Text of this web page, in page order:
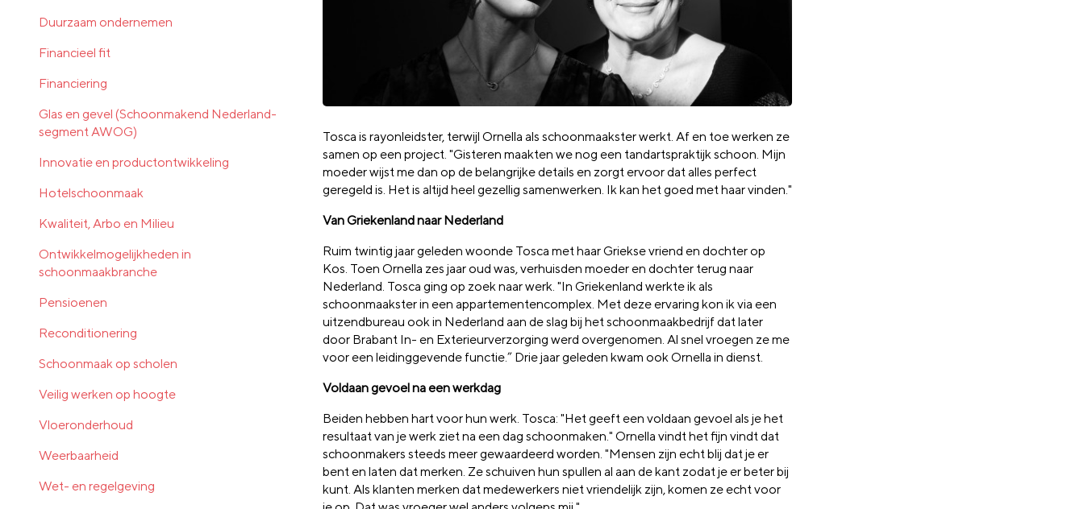
Tosca is rayonleidster, terwijl Ornella als schoonmaakster werkt. Af en toe werken ze
samen op een project. "Gisteren maakten we nog een tandartspraktijk schoon. Mijn
moeder wijst me dan op de belangrijke details en zorgt ervoor dat alles perfect
geregeld is. Het is altijd heel gezellig samenwerken. Ik kan het goed met haar vinden."
Van Griekenland naar Nederland
Ruim twintig jaar geleden woonde Tosca met haar Griekse vriend en dochter op
Kos. Toen Ornella zes jaar oud was, verhuisden moeder en dochter terug naar
Nederland. Tosca ging op zoek naar werk. "In Griekenland werkte ik als
schoonmaakster in een appartementencomplex. Met deze ervaring kon ik via een
uitzendbureau ook in Nederland aan de slag bij het schoonmaakbedrijf dat later
door Brabant In- en Exterieurverzorging werd overgenomen. Al snel vroegen ze me
voor een leidinggevende functie.” Drie jaar geleden kwam ook Ornella in dienst.
Voldaan gevoel na een werkdag
Beiden hebben hart voor hun werk. Tosca: "Het geeft een voldaan gevoel als je het
resultaat van je werk ziet na een dag schoonmaken." Ornella vindt het fijn vindt dat
schoonmakers steeds meer gewaardeerd worden. "Mensen zijn echt blij dat je er
bent en laten dat merken. Ze schuiven hun spullen al aan de kant zodat je er beter bij
kunt. Als klanten merken dat medewerkers niet vriendelijk zijn, komen ze echt voor
Duurzaam ondernemen
Financieel fit
Financiering
Glas en gevel (Schoonmakend Nederland-
segment AWOG)
Innovatie en productontwikkeling
Hotelschoonmaak
Kwaliteit, Arbo en Milieu
Ontwikkelmogelijkheden in
schoonmaakbranche
Pensioenen
Reconditionering
Schoonmaak op scholen
Veilig werken op hoogte
Vloeronderhoud
Weerbaarheid
Wet- en regelgeving